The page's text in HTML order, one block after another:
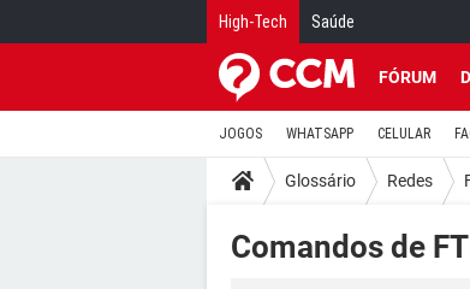
High-Tech Saúde
FÓRUM
JOGOS WHATSAPP CELULAR
Glossário Redes
Comandos de